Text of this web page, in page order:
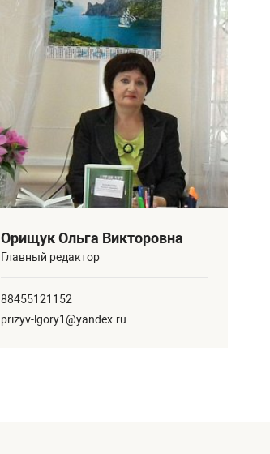
Орищук Ольга Викторовна
Главный редактор
88455121152
prizyv-lgory1@yandex.ru